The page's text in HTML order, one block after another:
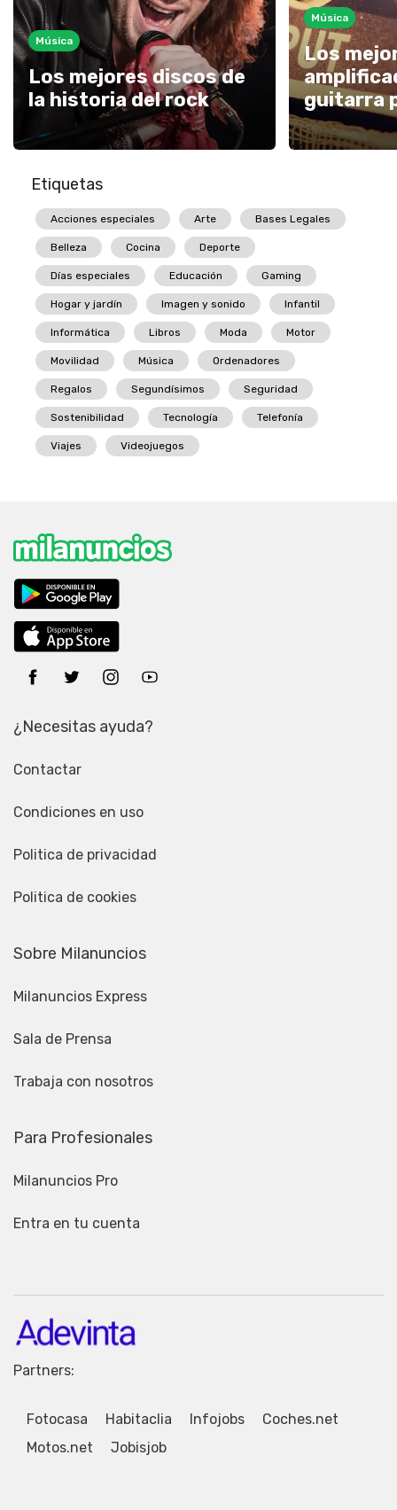
Música
Los mejores discos de
la historia del rock
Música
Los
guitarra
Etiquetas
Acciones especiales Arte Bases Legales
Belleza Cocina Deporte
Días especiales Educación Gaming
Hogar y jardín Imagen y sonido Infantil
Informática Libros Moda Motor
Movilidad Música Ordenadores
Regalos Segundísimos Seguridad
Sostenibilidad Tecnología Telefonía
Viajes Videojuegos
¿Necesitas ayuda?
Contactar
Condiciones en uso
Politica de privacidad
Politica de cookies
Sobre Milanuncios
Milanuncios Express
Sala de Prensa
Trabaja con nosotros
Para Profesionales
Milanuncios Pro
Entra en tu cuenta
Partners:
Fotocasa Habitaclia Infojobs
Coches.net
Motos.net
Jobisjob